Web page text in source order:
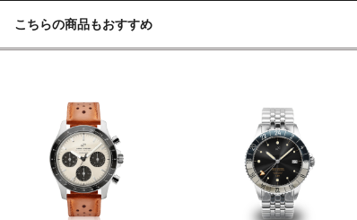
こちらの商品もおすすめ